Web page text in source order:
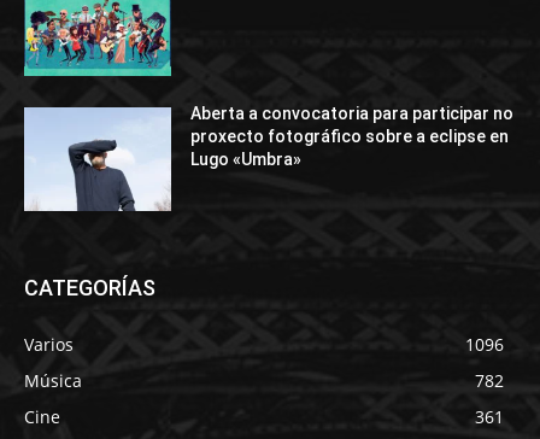
Aberta a convocatoria para participar no
proxecto fotográfico sobre a eclipse en
Lugo «Umbra»
CATEGORÍAS
Varios
1096
Música
782
Cine
361